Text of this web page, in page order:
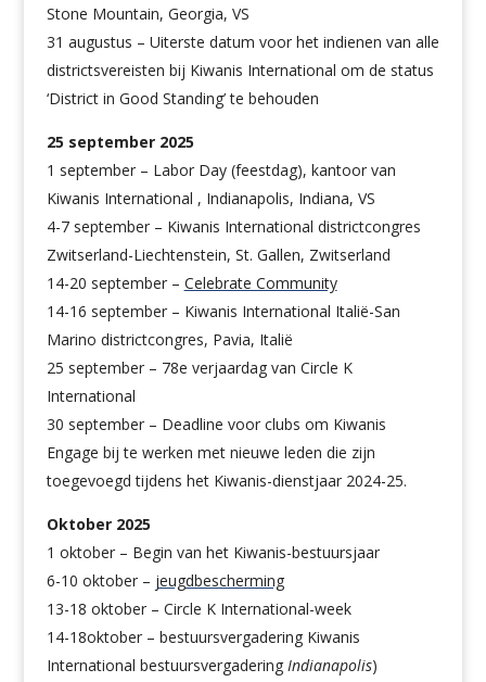
Stone Mountain, Georgia, VS
31 augustus – Uiterste datum voor het indienen van alle
districtsvereisten bij Kiwanis International om de status
‘District in Good Standing’ te behouden
25 september 2025
1 september – Labor Day (feestdag), kantoor van
Kiwanis International , Indianapolis, Indiana, VS
4-7 september – Kiwanis International districtcongres
Zwitserland-Liechtenstein, St. Gallen, Zwitserland
14-20 september – Celebrate Community
14-16 september – Kiwanis International Italië-San
Marino districtcongres, Pavia, Italië
25 september – 78e verjaardag van Circle K
International
30 september – Deadline voor clubs om Kiwanis
Engage bij te werken met nieuwe leden die zijn
toegevoegd tijdens het Kiwanis-dienstjaar 2024-25.
Oktober 2025
1 oktober – Begin van het Kiwanis-bestuursjaar
6-10 oktober– jeugdbescherming
13-18 oktober – Circle K International-week
14-18oktober – bestuursvergadering Kiwanis
International bestuursvergadering Indianapolis)